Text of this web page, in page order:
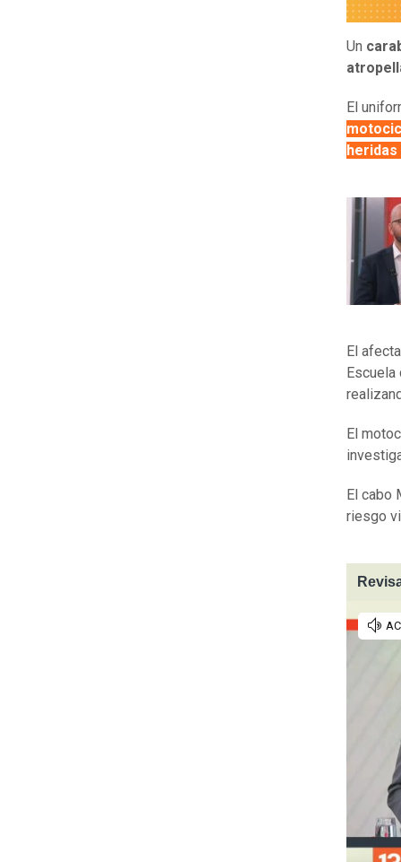
Un
El
El
El
El cabo
riesgo